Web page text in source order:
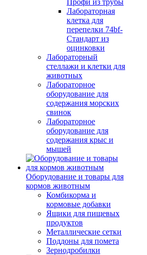
Профи из трубы
Лабораторная
клетка для
перепелки 74bf-
Стандарт из
оцинковки
Лабораторный
стеллажи и клетки для
животных
Лабораторное
оборудование для
содержания морских
свинок
Лабораторное
оборудование для
содержания крыс и
мышей
Оборудование и товары для
кормов животным
Комбикорма и
кормовые добавки
Ящики для пищевых
продуктов
Металлические сетки
Поддоны для помета
Зернодробилки